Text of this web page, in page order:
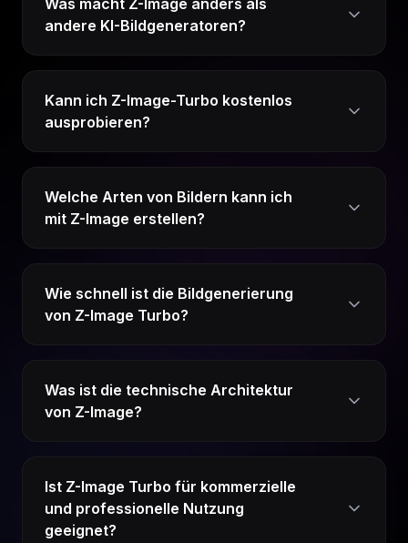
Was macht Z-Image anders als
andere KI-Bildgeneratoren?
Kann ich Z-Image-Turbo kostenlos
ausprobieren?
Welche Arten von Bildern kann ich
mit Z-Image erstellen?
Wie schnell ist die Bildgenerierung
von Z-Image Turbo?
Was ist die technische Architektur
von Z-Image?
Ist Z-Image Turbo für kommerzielle
und professionelle Nutzung
geeignet?